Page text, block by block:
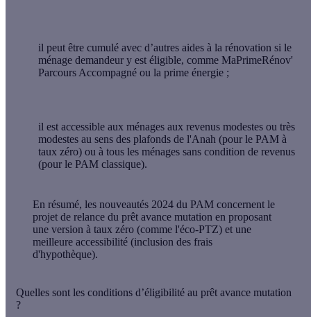
il peut être cumulé avec d’autres aides à la rénovation si le
ménage demandeur y est éligible, comme MaPrimeRénov'
Parcours Accompagné ou la prime énergie ;
il est accessible aux ménages aux revenus modestes ou très
modestes au sens des plafonds de l'Anah (pour le PAM à
taux zéro) ou à tous les ménages sans condition de revenus
(pour le PAM classique).
En résumé, les nouveautés 2024 du PAM concernent le
projet de relance du prêt avance mutation en proposant
une version à taux zéro (comme l'éco-PTZ) et une
meilleure accessibilité (inclusion des frais
d'hypothèque).
Quelles sont les conditions d’éligibilité au prêt avance mutation
?